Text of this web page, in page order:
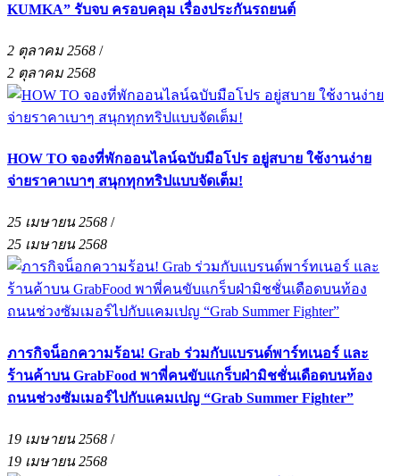
KUMKA” รับจบ ครอบคลุม เรื่องประกันรถยนต์
2 ตุลาคม 2568 /
2 ตุลาคม 2568
HOW TO จองที่พักออนไลน์ฉบับมือโปร อยู่สบาย ใช้งานง่าย
จ่ายราคาเบาๆ สนุกทุกทริปแบบจัดเต็ม!
25 เมษายน 2568 /
25 เมษายน 2568
ภารกิจน็อกความร้อน! Grab ร่วมกับแบรนด์พาร์ทเนอร์ และ
ร้านค้าบน GrabFood พาพี่คนขับแกร็บฝ่ามิชชั่นเดือดบนท้อง
ถนนช่วงซัมเมอร์ไปกับแคมเปญ “Grab Summer Fighter”
19 เมษายน 2568 /
19 เมษายน 2568